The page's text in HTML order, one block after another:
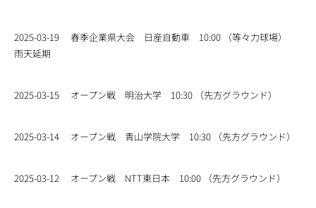
2025-03-19
春季企業県大会 日産自動車 10:00 （等々力球場）
雨天延期
2025-03-15 オープン戦 明治大学 10:30 （先方グラウンド）
2025-03-14 オープン戦 青山学院大学 10:30 （先方グラウンド）
2025-03-12 オープン戦 NTT東日本 10:00 （先方グラウンド）